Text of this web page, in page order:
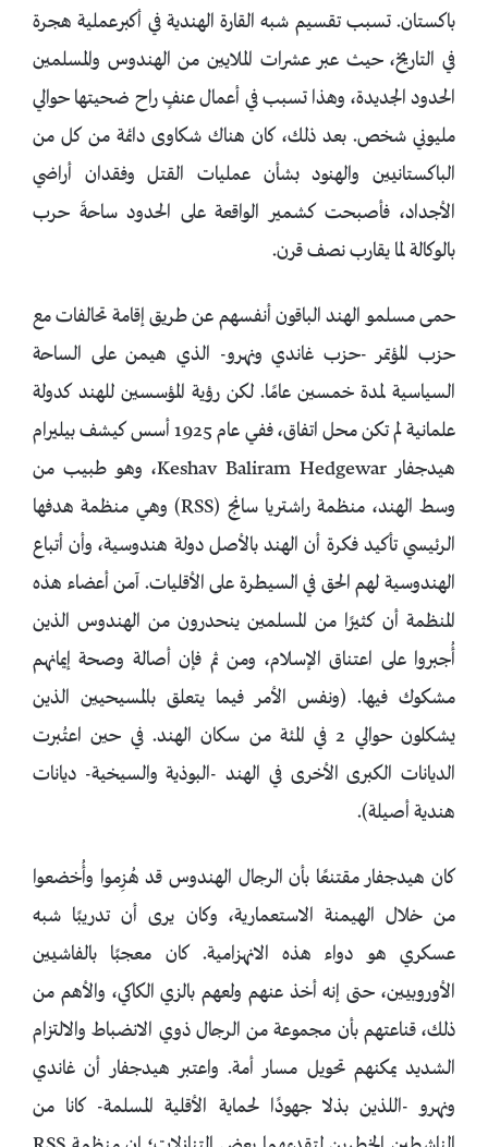
باكستان. تسبب تقسيم شبه القارة الهندية في أكبرعملية هجرة
في التاريخ، حيث عبر عشرات الملايين من الهندوس والمسلمين
الحدود الجديدة، وهذا تسبب في أعمال عنفٍ راح ضحيتها حوالي
مليوني شخص. بعد ذلك، كان هناك شكاوى دائمة من كل من
الباكستانيين والهنود بشأن عمليات القتل وفقدان أراضي
الأجداد، فأصبحت كشمير الواقعة على الحدود ساحةَ حرب
بالوكالة لما يقارب نصف قرن.
حمى مسلمو الهند الباقون أنفسهم عن طريق إقامة تحالفات مع
حزب المؤتمر -حزب غاندي ونهرو- الذي هيمن على الساحة
السياسية لمدة خمسين عامًا. لكن رؤية المؤسسين للهند كدولة
علمانية لم تكن محل اتفاق، ففي عام 1925 أسس كيشف بيليرام
هيدجفار Keshav Baliram Hedgewar، وهو طبيب من
وسط الهند، منظمة راشتريا سانج (RSS) وهي منظمة هدفها
الرئيسي تأكيد فكرة أن الهند بالأصل دولة هندوسية، وأن أتباع
الهندوسية لهم الحق في السيطرة على الأقليات. آمن أعضاء هذه
المنظمة أن كثيرًا من المسلمين ينحدرون من الهندوس الذين
أُجبروا على اعتناق الإسلام، ومن ثم فإن أصالة وصحة إيمانهم
مشكوك فيها. (ونفس الأمر فيما يتعلق بالمسيحيين الذين
يشكلون حوالي 2 في المئة من سكان الهند. في حين اعتُبرت
الديانات الكبرى الأخرى في الهند -البوذية والسيخية- ديانات
هندية أصيلة).
كان هيدجفار مقتنعًا بأن الرجال الهندوس قد هُزِموا وأُخضعوا
من خلال الهيمنة الاستعمارية، وكان يرى أن تدريبًا شبه
عسكري هو دواء هذه الانهزامية. كان معجبًا بالفاشيين
الأوروبيين، حتى إنه أخذ عنهم ولعهم بالزي الكاكي، والأهم من
ذلك، قناعتهم بأن مجموعة من الرجال ذوي الانضباط والالتزام
الشديد يمكنهم تحويل مسار أمة. واعتبر هيدجفار أن غاندي
ونهرو -اللذين بذلا جهودًا لحماية الأقلية المسلمة- كانا من